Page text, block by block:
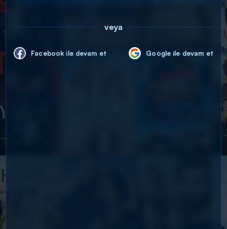
veya
Facebook ile devam et Google ile devam et